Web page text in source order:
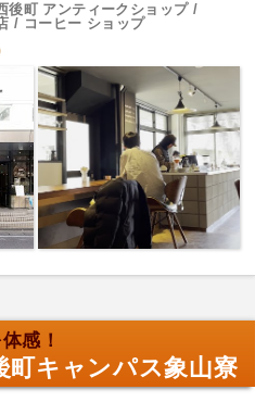
後町 アンティークショップ /
/ コーヒー ショップ
感！
町キャンパス象山寮